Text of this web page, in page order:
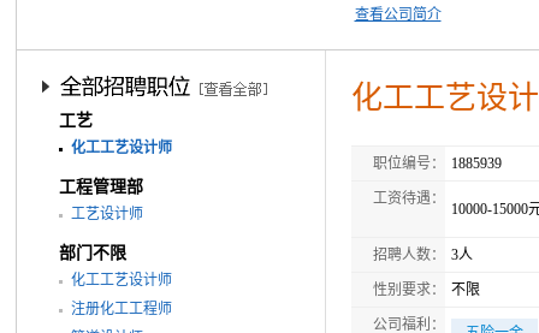
查看公司简介
工艺
化工工艺设计师
工程管理部
工艺设计师
部门不限
化工工艺设计师
注册化工工程师
化工工艺设
职位编号： 1885939
工资待遇：
10000-15000
招聘人数： 3人
性别要求： 不限
公司福利：